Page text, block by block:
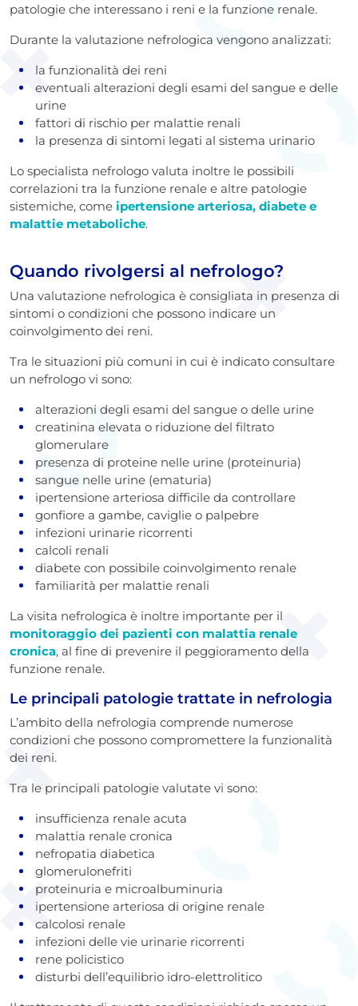
patologie che interessano i reni e la funzione renale.
Durante la valutazione nefrologica vengono analizzati:
la funzionalità dei reni
eventuali alterazioni degli esami del sangue e delle
urine
fattori di rischio per malattie renali
la presenza di sintomi legati al sistema urinario
Lo specialista nefrologo valuta inoltre le possibili
correlazioni tra la funzione renale e altre patologie
sistemiche, come ipertensione arteriosa, diabete e
malattie metaboliche.
Quando rivolgersi al nefrologo?
Una valutazione nefrologica è consigliata in presenza di
sintomi o condizioni che possono indicare un
coinvolgimento dei reni.
Tra le situazioni più comuni in cui è indicato consultare
un nefrologo vi sono:
alterazioni degli esami del sangue o delle urine
creatinina elevata o riduzione del filtrato
glomerulare
presenza di proteine nelle urine (proteinuria)
sangue nelle urine (ematuria)
ipertensione arteriosa difficile da controllare
gonfiore a gambe, caviglie o palpebre
infezioni urinarie ricorrenti
calcoli renali
diabete con possibile coinvolgimento renale
familiarità per malattie renali
La visita nefrologica è inoltre importante per il
monitoraggio dei pazienti con malattia renale
cronica, al fine di prevenire il peggioramento della
funzione renale.
Le principali patologie trattate in nefrologia
L’ambito della nefrologia comprende numerose
condizioni che possono compromettere la funzionalità
dei reni.
Tra le principali patologie valutate vi sono:
insufficienza renale acuta
malattia renale cronica
nefropatia diabetica
glomerulonefriti
proteinuria e microalbuminuria
ipertensione arteriosa di origine renale
calcolosi renale
infezioni delle vie urinarie ricorrenti
rene policistico
disturbi dell’equilibrio idro-elettrolitico